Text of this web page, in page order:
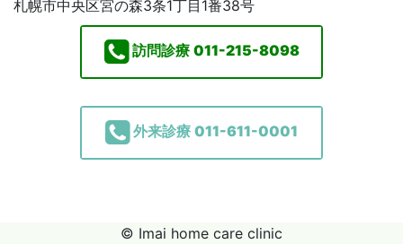
札幌市中央区宮の森3条1丁目1番38号
訪問診療 011-215-8098
外来診療 011-611-0001
© Imai home care clinic